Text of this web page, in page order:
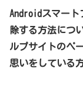
Androidスマート
除する方法につ
ルプサイトのペ
思いをしている